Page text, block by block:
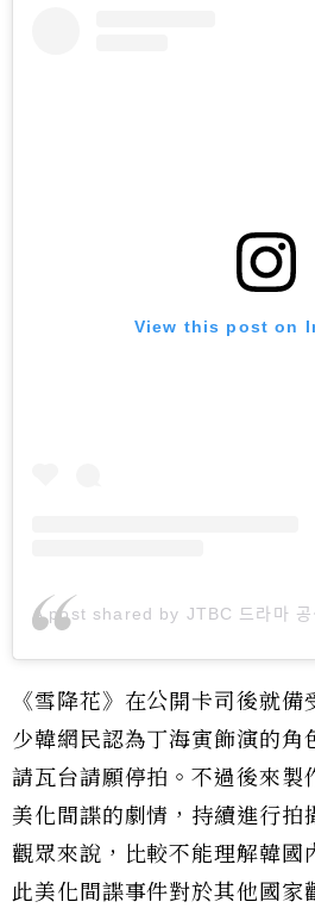
View this post on
A post shared by JTBC 드라마
《雪降花》在公開卡司後就
少韓網民認為丁海寅飾演的角
請瓦台請願停拍。不過後來製
美化間諜的劇情，持續進行拍
觀眾來說，比較不能理解韓國
此美化間諜事件對於其他國家